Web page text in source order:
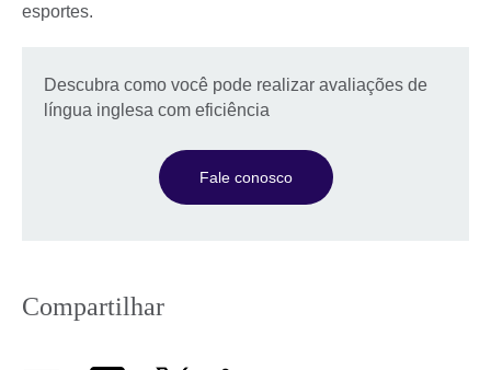
esportes.
Descubra como você pode realizar avaliações de
língua inglesa com eficiência
Fale conosco
Compartilhar